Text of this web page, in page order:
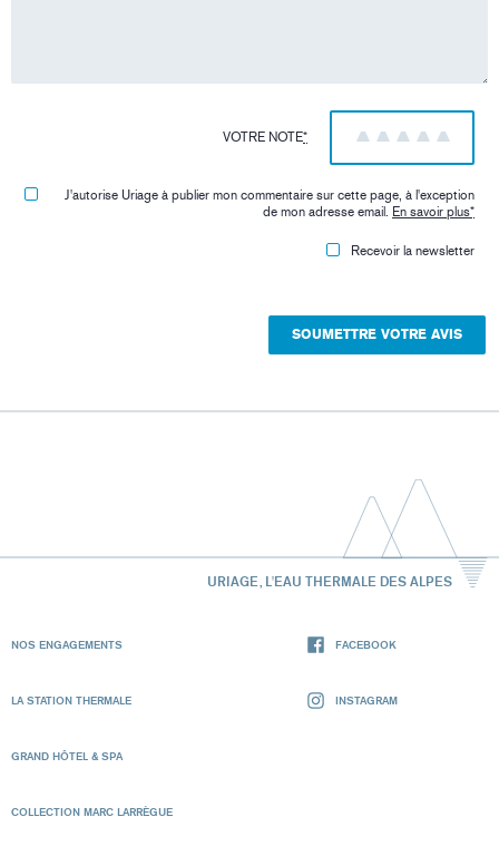
VOTRE NOTE* 5
4
3
2
1
J'autorise Uriage à publier mon commentaire sur cette page, à l'exception
de mon adresse email. En savoir plus*
Recevoir la newsletter
URIAGE, L'EAU THERMALE DES ALPES
NOS ENGAGEMENTS
LA STATION THERMALE
GRAND HÔTEL & SPA
COLLECTION MARC LARRÈGUE
FACEBOOK
INSTAGRAM